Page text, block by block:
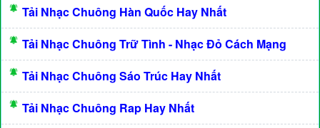
Tải Nhạc Chuông Hàn Quốc Hay Nhất
Tải Nhạc Chuông Trữ Tình - Nhạc Đỏ Cách Mạng
Tải Nhạc Chuông Sáo Trúc Hay Nhất
Tải Nhạc Chuông Rap Hay Nhất